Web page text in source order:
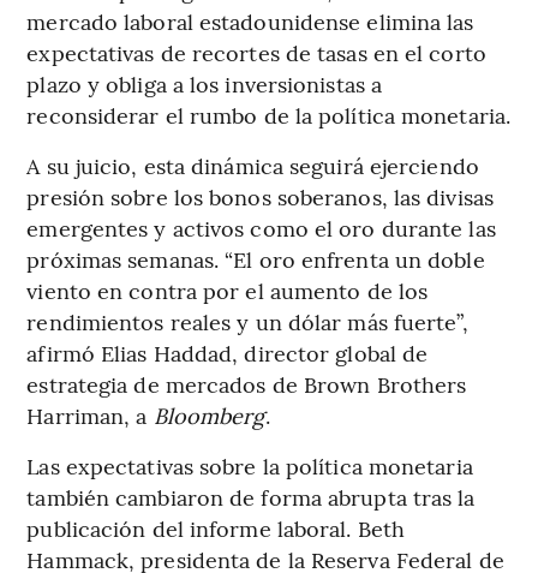
mercado laboral estadounidense elimina las
expectativas de recortes de tasas en el corto
plazo y obliga a los inversionistas a
reconsiderar el rumbo de la política monetaria.
A su juicio, esta dinámica seguirá ejerciendo
presión sobre los bonos soberanos, las divisas
emergentes y activos como el oro durante las
próximas semanas. “El oro enfrenta un doble
viento en contra por el aumento de los
rendimientos reales y un dólar más fuerte”,
afirmó Elias Haddad, director global de
estrategia de mercados de Brown Brothers
Harriman, a Bloomberg.
Las expectativas sobre la política monetaria
también cambiaron de forma abrupta tras la
publicación del informe laboral. Beth
Hammack, presidenta de la Reserva Federal de